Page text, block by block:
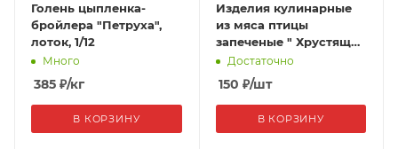
Голень цыпленка-
бройлера "Петруха",
лоток, 1/12
Много
385 ₽/кг
В КОРЗИНУ
Изделия кулинарные
из мяса птицы
запеченые " Хрустящие
наггетсы с Сыром",
флоупак 0,29 кг1/10 шт
Достаточно
150 ₽/шт
В КОРЗИНУ